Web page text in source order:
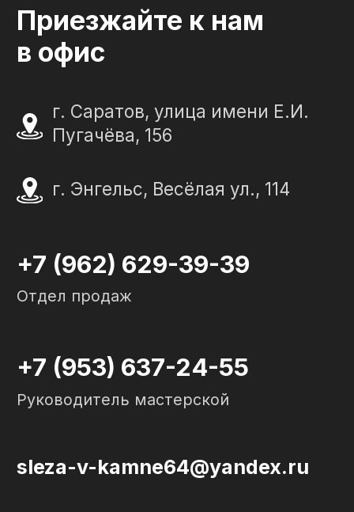
320645100001950
644910038492
Политика конфиденциальности